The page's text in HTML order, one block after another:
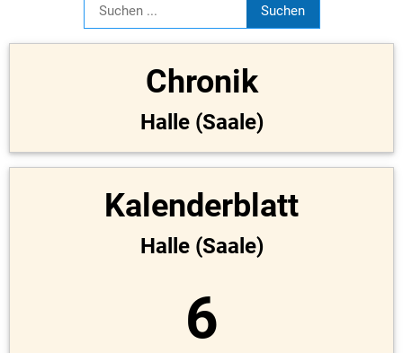
Chronik
Halle (Saale)
Kalenderblatt
Halle (Saale)
6